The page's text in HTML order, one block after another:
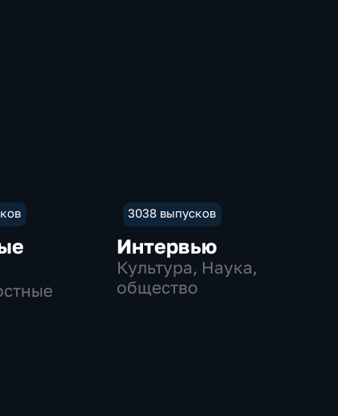
3038 выпусков
Интервью
Культура, Наука,
общество